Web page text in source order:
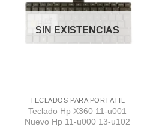
SIN EXISTENCIAS
TECLADOS PARA PORTÁTIL
Teclado Hp X360 11-u001
Nuevo Hp 11-u000 13-u102